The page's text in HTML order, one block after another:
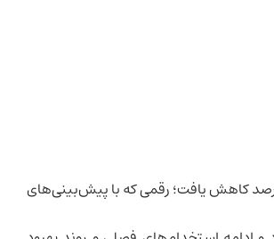
مه ۲۰۲۶ از ۴/۹ درصد در ماه قبل به ۴/۸ درصد کاهش یافت؛ رقمی که با پیش‌بینی‌های